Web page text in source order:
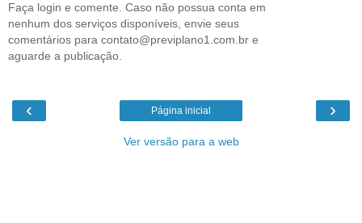
Faça login e comente. Caso não possua conta em
nenhum dos serviços disponíveis, envie seus
comentários para contato@previplano1.com.br e
aguarde a publicação.
‹ ›
Página inicial
Ver versão para a web